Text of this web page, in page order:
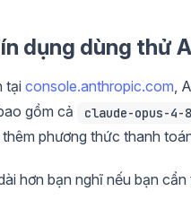
dụng dùng thử
tại console.anthropic.com,
gồm cả
claude-opus-4-8
phương thức thanh
hơn bạn nghĩ nếu bạn cẩn